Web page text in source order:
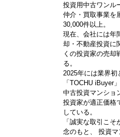
投資用中古ワンル
仲介・買取事業を
30,000件以上。
現在、会社には年
却・不動産投資に
くの投資家の売却
る。
2025年には業界初
「TOCHU iBuyer
中古投資マンショ
投資家が適正価格
している。
「誠実な取引こ
念のもと、 投資